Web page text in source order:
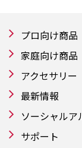
プロ向け商品
家庭向け商品
アクセサリー
最新情報
ソーシャルア
サポート